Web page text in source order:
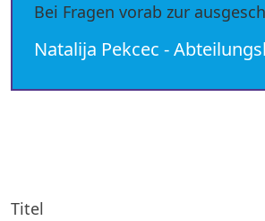
Bei Fragen vorab zur
Natalija Pekcec -
Titel